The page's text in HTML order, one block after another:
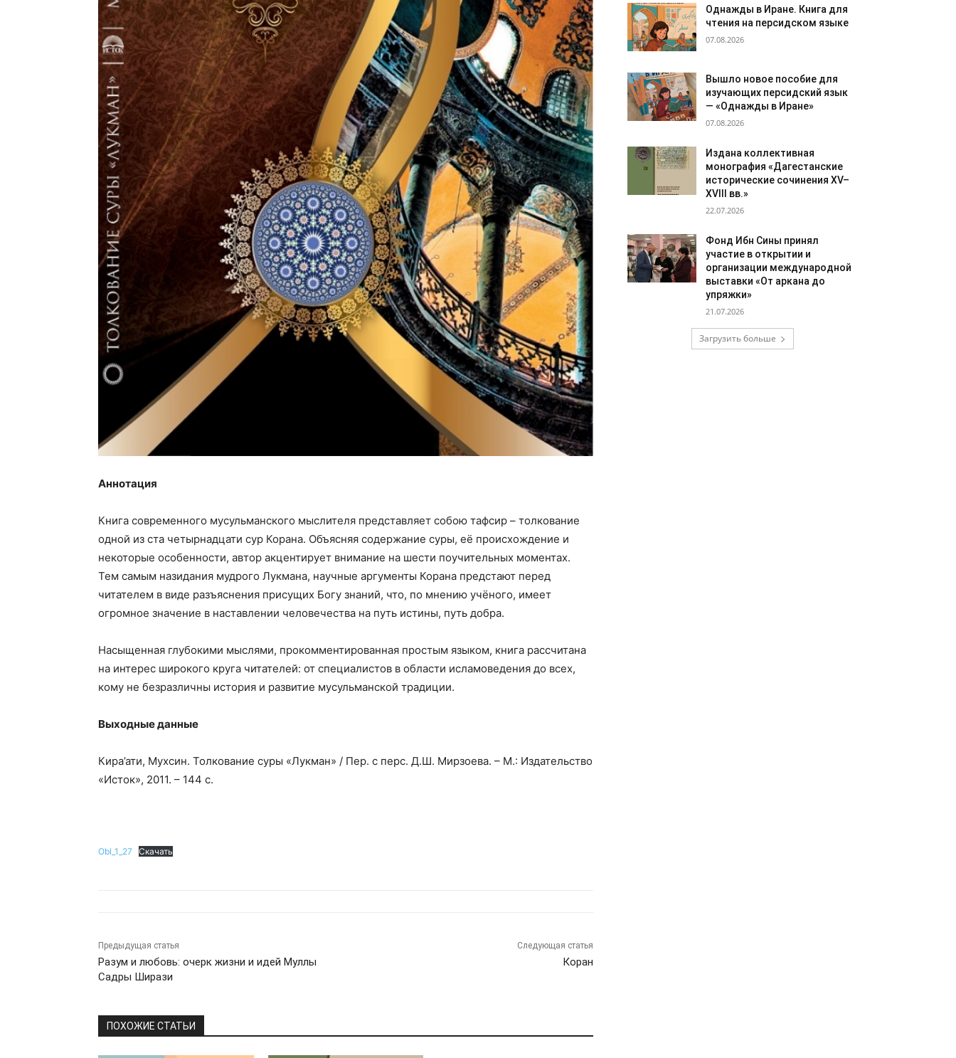
Аннотация
Книга современного мусульманского мыслителя представляет собою тафсир – толкование
одной из ста четырнадцати сур Корана. Объясняя содержание суры, её происхождение и
некоторые особенности, автор акцентирует внимание на шести поучительных моментах.
Тем самым назидания мудрого Лукмана, научные аргументы Корана предстают перед
читателем в виде разъяснения присущих Богу знаний, что, по мнению учёного, имеет
огромное значение в наставлении человечества на путь истины, путь добра.
Насыщенная глубокими мыслями, прокомментированная простым языком, книга рассчитана
на интерес широкого круга читателей: от специалистов в области исламоведения до всех,
кому не безразличны история и развитие мусульманской традиции.
Выходные данные
Кира’ати, Мухсин. Толкование суры «Лукман» / Пер. с перс. Д.Ш. Мирзоева. – М.: Издательство
«Исток», 2011. – 144 с.
Obl_1_27 Скачать
Предыдущая статья
Разум и любовь: очерк жизни и идей Муллы
Садры Ширази
Следующая статья
Коран
ПОХОЖИЕ СТАТЬИ
Однажды в Иране. Книга для
чтения на персидском языке
07.08.2026
Вышло новое пособие для
изучающих персидский язык
— «Однажды в Иране»
07.08.2026
Издана коллективная
монография «Дагестанские
исторические сочинения XV–
XVIII вв.»
22.07.2026
Фонд Ибн Сины принял
участие в открытии и
организации международной
выставки «От аркана до
упряжки»
21.07.2026
Загрузить больше